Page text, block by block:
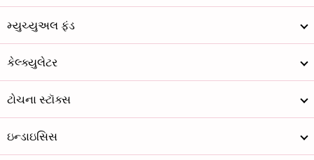
T ટાટા ટેક્નોલ... 864.05 35462.54
આર સિસ્ટમ્સ ...
સાસ્કેન ટેક્...
મ્યુચ્યુઅલ ફંડ
કેલ્ક્યુલેટર
ટોચના સ્ટૉક્સ
ઇન્ડાઇસિસ